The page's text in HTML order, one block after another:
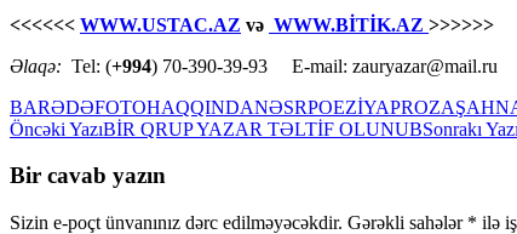
<<<<<< WWW.USTAC.AZ və WWW.BİTİK.AZ >>>>>>
Əlaqə: Tel: (+994) 70-390-39-93 E-mail: zauryazar@mail.ru
BARƏDƏFOTOHAQQINDANƏSRPOEZİYAPROZA
Yazılar
üzrə
naviqasiya
Öncəki YazıBİR QRUP YAZAR TƏLTİF OLUNUBSonrakı Yazı
Bir cavab yazın
Sizin e-poçt ünvanınız dərc edilməyəcəkdir. Gərəkli sahələr * ilə